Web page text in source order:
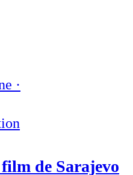
·
de Sarajevo